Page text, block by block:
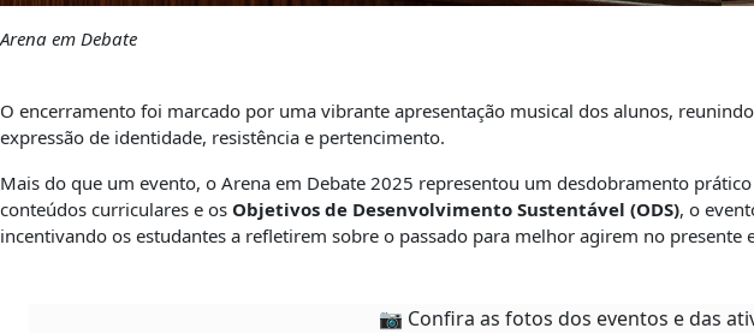
Arena em Debate
O encerramento foi marcado por uma vibrante apresentação musical dos alunos,
expressão de identidade, resistência e pertencimento.
Mais do que um evento, o Arena em Debate 2025 representou um desdobramento
conteúdos curriculares e os Objetivos de Desenvolvimento Sustentável (ODS), o
incentivando os estudantes a refletirem sobre o passado para melhor agirem no
📷 Confira as fotos dos eventos e das